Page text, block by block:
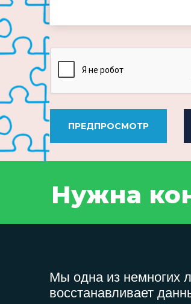
ПРЕДПРОСМОТР
Нужна
Мы одна из немногих
восстанавливает